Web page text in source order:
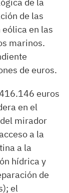
de las
en las
marinos.
de euros.
euros
en el
mirador
a la
a la
hídrica y
de
el